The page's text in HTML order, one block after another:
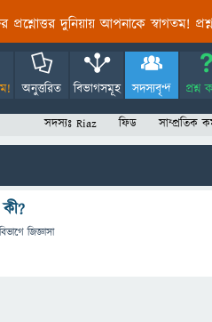
প্রশ্নোত্তর দুনিয়ায় আপনাকে স্বাগতম!
অনুত্তরিত বিভাগসমূহ সদস্যবৃন্দ প্রশ্ন
সদস্যঃ Riaz ফিড সাম্প্রতিক
জিজ্ঞাসা